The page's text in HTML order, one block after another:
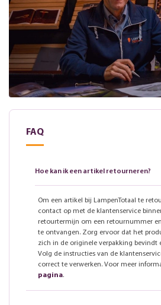
FAQ
Hoe kan ik een artikel retourneren?
Om een artikel bij LampenTotaal te
contact op met de klantenservice
retourtermijn om een retournummer
te ontvangen. Zorg ervoor dat het
zich in de originele verpakking bevindt
Volg de instructies van de
correct te verwerken. Voor meer
pagina.